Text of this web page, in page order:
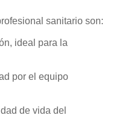
sanitario son:
ideal para la
por el equipo
de vida del